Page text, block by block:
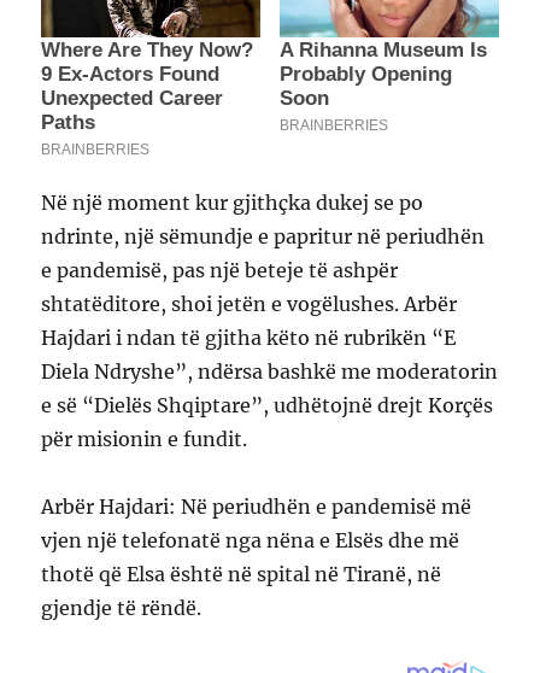
Në një moment kur gjithçka dukej se po
ndrinte, një sëmundje e papritur në periudhën
e pandemisë, pas një beteje të ashpër
shtatëditore, shoi jetën e vogëlushes. Arbër
Hajdari i ndan të gjitha këto në rubrikën “E
Diela Ndryshe”, ndërsa bashkë me moderatorin
e së “Dielës Shqiptare”, udhëtojnë drejt Korçës
për misionin e fundit.
Arbër Hajdari: Në periudhën e pandemisë më
vjen një telefonatë nga nëna e Elsës dhe më
thotë që Elsa është në spital në Tiranë, në
gjendje të rëndë.